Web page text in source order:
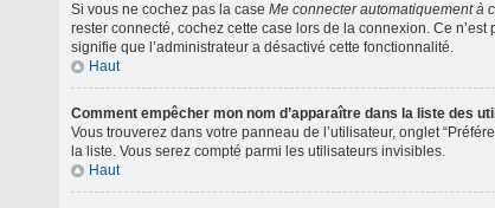
Si vous ne cochez pas la case Me connecter automatiquement à
rester connecté, cochez cette case lors de la connexion. Ce
signifie que l’administrateur a désactivé cette fonctionnalité.
Haut
Comment empêcher mon nom d’apparaître dans la liste des
Vous trouverez dans votre panneau de l’utilisateur, onglet
la liste. Vous serez compté parmi les utilisateurs invisibles.
Haut